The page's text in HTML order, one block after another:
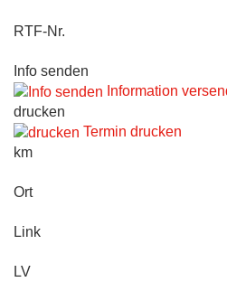
RTF-Nr.
Info senden
Information
drucken
Termin drucken
km
Ort
Link
LV